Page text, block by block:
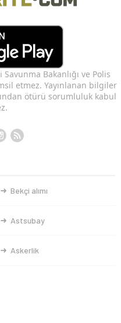
Bakanlığı ve Polis
etmez. Yayınlanan bilgiler
ötürü sorumluluk kabul
Bekçi alımı
Astsubay
Askerlik